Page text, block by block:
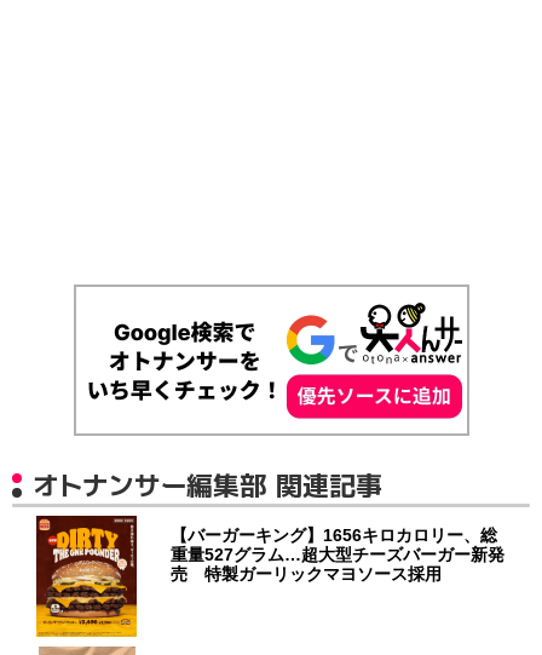
オトナンサー編集部 関連記事
【バーガーキング】1656キロカロリー、総
重量527グラム…超大型チーズバーガー新発
売 特製ガーリックマヨソース採用